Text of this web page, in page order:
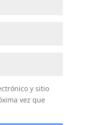
y sitio
vez que